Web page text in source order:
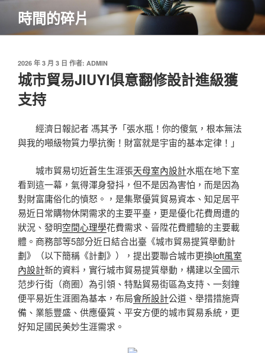
主
時間的碎片
發
佈
於
2026 年 3 月 3 日 作者: ADMIN
城市貿易JIUYI俱意翻修設計進級獲
支持
經濟日報記者 馮其予「張水瓶！你的傻氣，根本無法
與我的噸級物質力學抗衡！財富就是宇宙的基本定律！」
城市貿易切近蒼生生涯張天母室內設計水瓶在地下室
看到這一幕，氣得渾身發抖，但不是因為害怕，而是因為
對財富庸俗化的憤怒。，是集聚優質貿易資本、知足居平
易近日常購物休閑需求的主要平臺，更是優化花費周遭的
狀況、發明空間心理學花費需求、晉陞花費體驗的主要載
體。商務部等5部分近日結合出臺《城市貿易提質舉動計
劃》（以下簡稱《計劃》），提出要聯合城市更換loft風室
內設計新的資料，實行城市貿易提質舉動，構建以全國示
范步行街（商圈）為引領、特點貿易街區為支持、一刻鐘
便平易近生涯圈為基本，布局會所設計公道、舉措措施齊
備、業態豐盛、供應優質、平安方便的城市貿易系統，更
好知足國民美妙生涯需求。